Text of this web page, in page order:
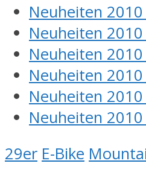
Neuheiten 2010
Neuheiten
Neuheiten
Neuheiten
Neuheiten 2010
Neuheiten 2010
29er E-Bike